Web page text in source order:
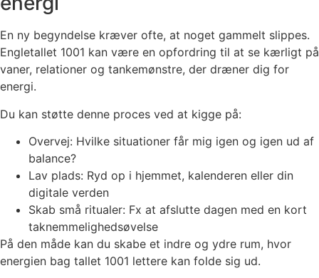
En ny begyndelse kræver ofte, at noget gammelt slippes.
Engletallet 1001 kan være en opfordring til at se kærligt på
vaner, relationer og tankemønstre, der dræner dig for
energi.
Du kan støtte denne proces ved at kigge på:
Overvej: Hvilke situationer får mig igen og igen ud af
balance?
Lav plads: Ryd op i hjemmet, kalenderen eller din
digitale verden
Skab små ritualer: Fx at afslutte dagen med en kort
taknemmelighedsøvelse
På den måde kan du skabe et indre og ydre rum, hvor
energien bag tallet 1001 lettere kan folde sig ud.